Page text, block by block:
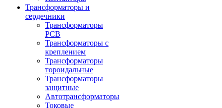
Трансформаторы и
сердечники
Трансформаторы
PCB
Трансформаторы с
креплением
Трансформаторы
тороидальные
Трансформаторы
защитные
Автотрансформаторы
Токовые